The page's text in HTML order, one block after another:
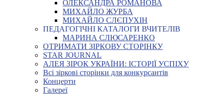
ОЛЕКСАНДРА РОМАНОВА
МИХАЙЛО ЖУРБА
МИХАЙЛО СЛЄПУХІН
ПЕДАГОГІЧНІ КАТАЛОГИ ВЧИТЕЛІВ
МАРИНА СЛЮСАРЕНКО
ОТРИМАТИ ЗІРКОВУ СТОРІНКУ
STAR JOURNAL
АЛЕЯ ЗІРОК УКРАЇНИ: ІСТОРІЇ УСПІХУ
Всі зіркові сторінки для конкурсантів
Концерти
Галереї